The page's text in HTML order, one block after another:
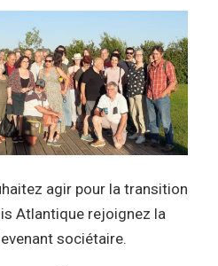
agir pour la transition
Atlantique rejoignez la
sociétaire.